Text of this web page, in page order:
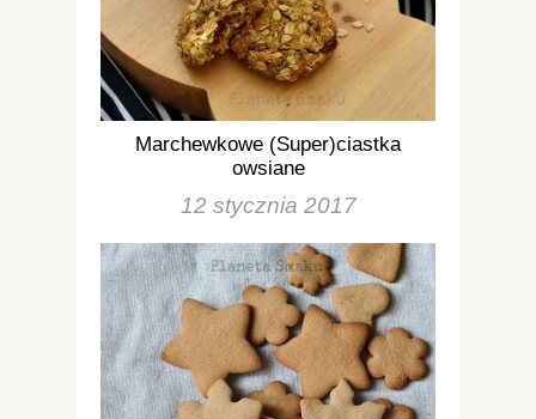
Marchewkowe (Super)ciastka
owsiane
12 stycznia 2017